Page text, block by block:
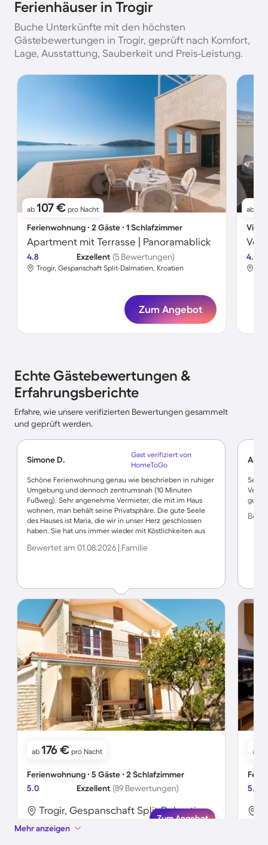
Ferienhäuser in Trogir
Buche Unterkünfte mit den höchsten
Gästebewertungen in Trogir, geprüft nach Komfort,
Lage, Ausstattung, Sauberkeit und Preis-Leistung.
ab 107 € pro Nacht
Ferienwohnung ∙ 2 Gäste ∙ 1 Schlafzimmer
Apartment mit Terrasse | Panoramablick
4.8 Exzellent (5 Bewertungen)
Trogir, Gespanschaft Split-Dalmatien, Kroatien
Zum Angebot
ab
Villa
4.8
Echte Gästebewertungen &
Erfahrungsberichte
Erfahre, wie unsere verifizierten Bewertungen gesammelt
und geprüft werden.
Simone D.
Gast verifiziert von
HomeToGo
Schöne Ferienwohnung genau wie beschrieben in ruhiger
Umgebung und dennoch zentrumsnah (10 Minuten
Fußweg). Sehr angenehme Vermieter, die mit im Haus
wohnen, man behält seine Privatsphäre. Die gute Seele
des Hauses ist Maria, die wir in unser Herz geschlossen
haben. Sie hat uns immer wieder mit Köstlichkeiten aus
schöne Zeit!
Bewertet am 01.08.2026 | Familie
ab 176 € pro Nacht
Ferienwohnung ∙ 5 Gäste ∙ 2 Schlafzimmer
5.0
Exzellent (89 Bewertungen)
Trogir, Gespanschaft Split-Dalmatien, Kroatien
Zum Angebot
Sehr
gut
ab
5.0
Mehr anzeigen